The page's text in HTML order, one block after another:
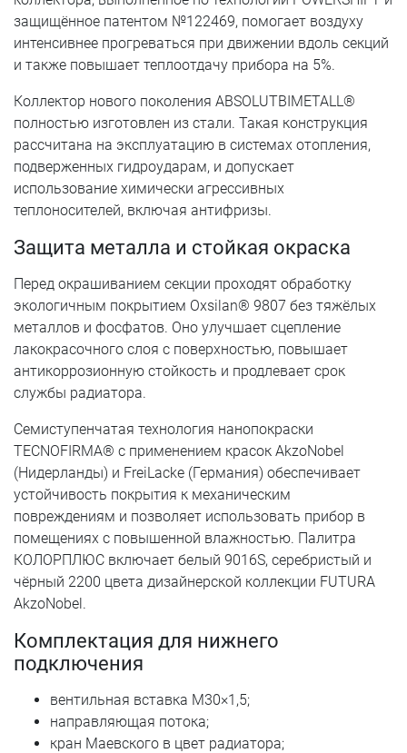
защищённое патентом №122469, помогает воздуху
интенсивнее прогреваться при движении вдоль секций
и также повышает теплоотдачу прибора на 5%.
Коллектор нового поколения ABSOLUTBIMETALL®
полностью изготовлен из стали. Такая конструкция
рассчитана на эксплуатацию в системах отопления,
подверженных гидроударам, и допускает
использование химически агрессивных
теплоносителей, включая антифризы.
Защита металла и стойкая окраска
Перед окрашиванием секции проходят обработку
экологичным покрытием Oxsilan® 9807 без тяжёлых
металлов и фосфатов. Оно улучшает сцепление
лакокрасочного слоя с поверхностью, повышает
антикоррозионную стойкость и продлевает срок
службы радиатора.
Семиступенчатая технология нанопокраски
TECNOFIRMA® с применением красок AkzoNobel
(Нидерланды) и FreiLacke (Германия) обеспечивает
устойчивость покрытия к механическим
повреждениям и позволяет использовать прибор в
помещениях с повышенной влажностью. Палитра
КОЛОРПЛЮС включает белый 9016S, серебристый и
чёрный 2200 цвета дизайнерской коллекции FUTURA
AkzoNobel.
Комплектация для нижнего
подключения
вентильная вставка M30×1,5;
направляющая потока;
кран Маевского в цвет радиатора;